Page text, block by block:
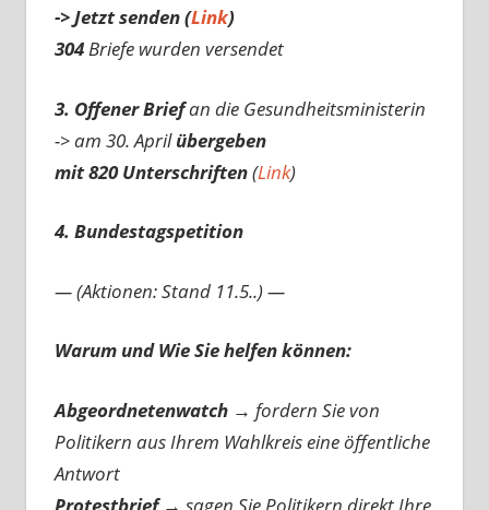
-> Jetzt senden (Link)
304Briefe wurden versendet
3. Offener Briefan die Gesundheitsministerin
-> am 30. Aprilübergeben
mit 820 Unterschriften(Link)
4. Bundestagspetition
— (Aktionen: Stand 11.5..) —
Warum und Wie Sie helfen können:
Abgeordnetenwatch → fordern Sie von
Politikern aus Ihrem Wahlkreis eine öffentliche
Antwort
Protestbrief → sagen Sie Politikern direkt Ihre